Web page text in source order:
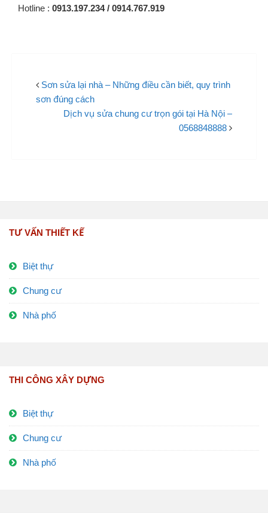
Hotline : 0913.197.234 / 0914.767.919
Sơn sửa lại nhà – Những điều cần biết, quy trình
sơn đúng cách
Dịch vụ sửa chung cư trọn gói tại Hà Nội –
0568848888
TƯ VẤN THIẾT KẾ
Biệt thự
Chung cư
Nhà phố
THI CÔNG XÂY DỰNG
Biệt thự
Chung cư
Nhà phố